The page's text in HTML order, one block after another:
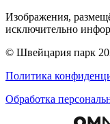
Изображения,
исключительно
© Швейцария парк
Политика
Обработка